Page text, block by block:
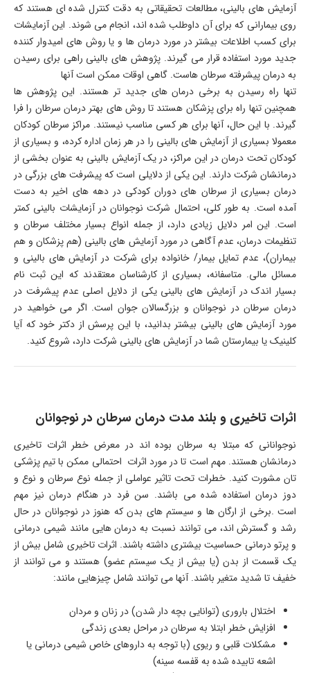
آزمایش های بالینی، مطالعات تحقیقاتی به دقت کنترل شده ای هستند که
روی بیمارانی که برای آن داوطلب شده اند، انجام می شوند. این آزمایشات
برای کسب اطلاعات بیشتر در مورد درمان ها و یا روش های امیدوار کننده
جدید مورد استفاده قرار می گیرند. پژوهش های بالینی راهی برای رسیدن
به درمان پیشرفته سرطان هاست. گاهی اوقات ممکن است آنها
تنها راه رسیدن به برخی درمان های جدید تر هستند. این پژوهش ها
همچنین تنها راه برای پزشکان هستند تا روش های بهتر درمان سرطان را فرا
گیرند. با این حال، آنها برای هر کسی مناسب نیستند. مراکز سرطان کودکان
معمولا بسیاری از آزمایش های بالینی را در هر زمان اداره کرده، و بسیاری از
کودکان تحت درمان در این مراکز، در یک آزمایش بالینی به عنوان بخشی از
درمانشان شرکت دارند. این یکی از دلایلی است که پیشرفت های بزرگی در
درمان بسیاری از سرطان های دوران کودکی در دهه های اخیر به دست
آمده است. به طور کلی، احتمال شرکت نوجوانان در آزمایشات بالینی کمتر
است. این امر دلایل زیادی دارد، از جمله انواع بسیار مختلف سرطان و
تنظیمات درمان، عدم آگاهی در مورد آزمایش های بالینی (هم پزشکان و هم
بیماران)، عدم تمایل بیمار/ خانواده برای شرکت در آزمایش های بالینی و
مسائل مالی. متاسفانه، بسیاری از کارشناسان معتقدند که این ثبت نام
بسیار اندک در آزمایش های بالینی یکی از دلایل اصلی عدم پیشرفت در
درمان سرطان در نوجوانان و بزرگسالان جوان است. اگر می خواهید در
مورد آزمایش های بالینی بیشتر بدانید، با این پرسش از دکتر خود که آیا
کلینیک یا بیمارستان شما در آزمایش های بالینی شرکت دارد، شروع کنید.
اثرات تاخیری و بلند مدت درمان سرطان در نوجوانان
نوجوانانی که مبتلا به سرطان بوده اند در معرض خطر اثرات تاخیری
درمانشان هستند. مهم است تا در مورد اثرات احتمالی ممکن با تیم پزشکی
تان مشورت کنید. خطرات تحت تاثیر عواملی از جمله نوع سرطان و نوع و
دوز درمان استفاده شده می باشند. سن فرد در هنگام درمان نیز مهم
است.برخی از ارگان ها و سیستم های بدن که هنوز در نوجوانان در حال
رشد و گسترش اند، می توانند نسبت به درمان هایی مانند شیمی درمانی
و پرتو درمانی حساسیت بیشتری داشته باشند. اثرات تاخیری شامل بیش از
یک قسمت از بدن (یا بیش از یک سیستم عضو) هستند و می توانند از
خفیف تا شدید متغیر باشند. آنها می توانند شامل چیزهایی مانند:
اختلال باروری (توانایی بچه دار شدن) در زنان و مردان
افزایش خطر ابتلا به سرطان در مراحل بعدی زندگی
مشکلات قلبی و ریوی (با توجه به داروهای خاص شیمی درمانی یا
اشعه تابیده شده به قفسه سینه)